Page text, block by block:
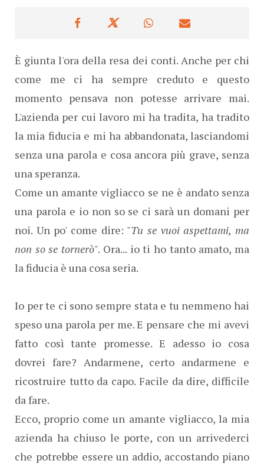
È giunta l'ora della resa dei conti. Anche per chi
come me ci ha sempre creduto e questo
momento pensava non potesse arrivare mai.
L'azienda per cui lavoro mi ha tradita, ha tradito
la mia fiducia e mi ha abbandonata, lasciandomi
senza una parola e cosa ancora più grave, senza
una speranza.
Come un amante vigliacco se ne è andato senza
una parola e io non so se ci sarà un domani per
noi. Un po' come dire: "Tu se vuoi aspettami, ma
non so se tornerò". Ora... io ti ho tanto amato, ma
la fiducia è una cosa seria.
Io per te ci sono sempre stata e tu nemmeno hai
speso una parola per me. E pensare che mi avevi
fatto così tante promesse. E adesso io cosa
dovrei fare? Andarmene, certo andarmene e
ricostruire tutto da capo. Facile da dire, difficile
da fare.
Ecco, proprio come un amante vigliacco, la mia
azienda ha chiuso le porte, con un arrivederci
che potrebbe essere un addio, accostando piano